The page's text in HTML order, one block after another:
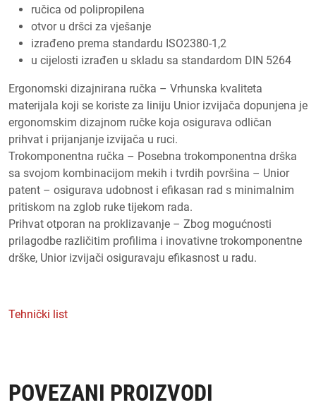
ručica od polipropilena
otvor u dršci za vješanje
izrađeno prema standardu ISO2380-1,2
u cijelosti izrađen u skladu sa standardom DIN 5264
Ergonomski dizajnirana ručka – Vrhunska kvaliteta
materijala koji se koriste za liniju Unior izvijača dopunjena je
ergonomskim dizajnom ručke koja osigurava odličan
prihvat i prijanjanje izvijača u ruci.
Trokomponentna ručka – Posebna trokomponentna drška
sa svojom kombinacijom mekih i tvrdih površina – Unior
patent – osigurava udobnost i efikasan rad s minimalnim
pritiskom na zglob ruke tijekom rada.
Prihvat otporan na proklizavanje – Zbog mogućnosti
prilagodbe različitim profilima i inovativne trokomponentne
drške, Unior izvijači osiguravaju efikasnost u radu.
Tehnički list
POVEZANI PROIZVODI